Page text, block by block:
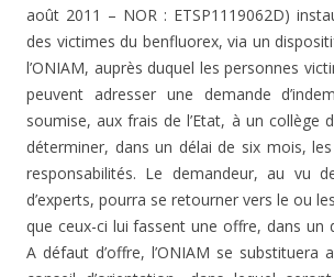
août 2011 – NOR : ETSP1119062D)
des victimes du benfluorex, via un
l’ONIAM, auprès duquel les personnes
peuvent adresser une demande
soumise, aux frais de l’Etat, à un collège
déterminer, dans un délai de six mois,
responsabilités. Le demandeur, au vu
d’experts, pourra se retourner vers le ou
que ceux-ci lui fassent une offre, dans un
A défaut d’offre, l’ONIAM se substituera